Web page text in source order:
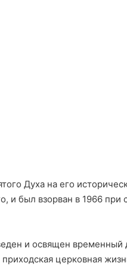
Духа на его
был взорван в 1966 при
и освящен
церковная